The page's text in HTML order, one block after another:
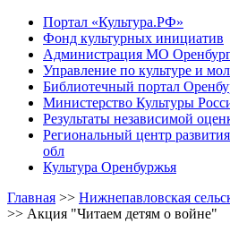
Портал «Культура.РФ»
Фонд культурных инициатив
Администрация МО
Управление по культуре и
Библиотечный портал
Министерство Культуры
Результаты независимой
Региональный центр
обл
Культура Оренбуржья
Главная >> Нижнепавловская
>> Акция "Читаем детям о войне"